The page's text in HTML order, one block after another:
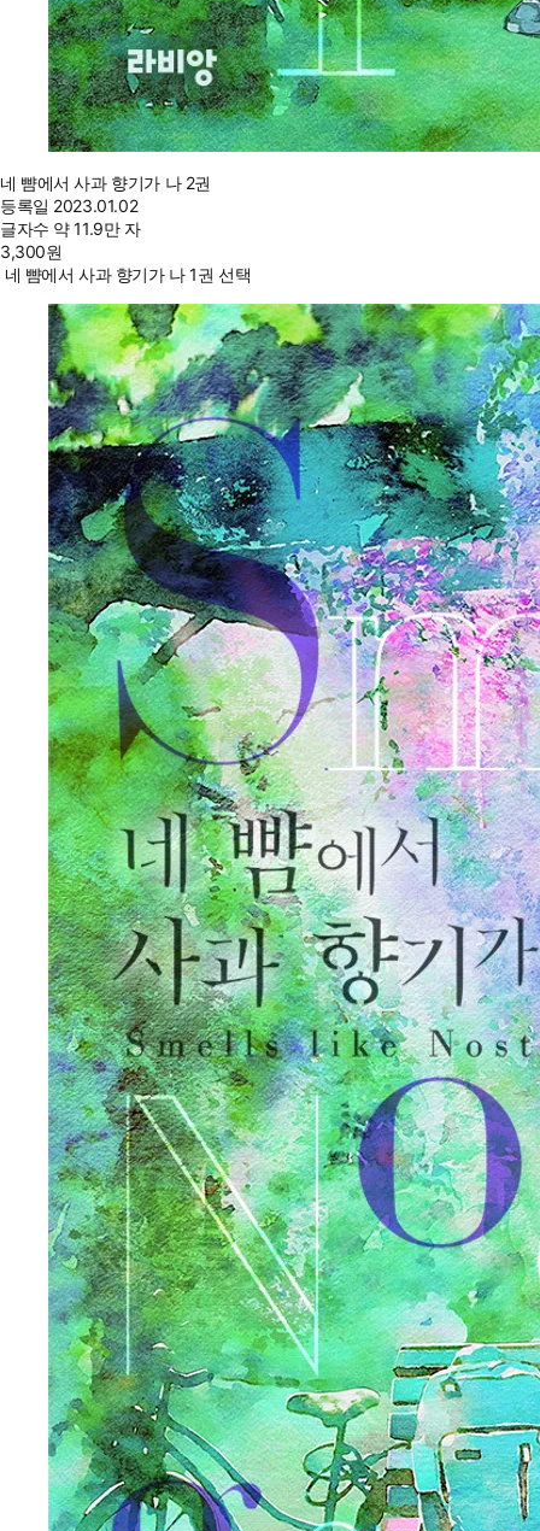
네 뺨에서 사과 향기가 나 2권
등록일 2023.01.02
글자수 약 11.9만 자
3,300원
네 뺨에서 사과 향기가 나 1권 선택